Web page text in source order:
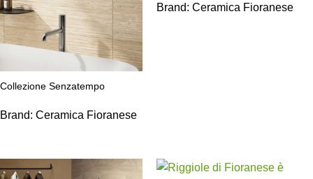
Collezione Senzatempo
Brand: Ceramica Fioranese
Brand: Ceramica Fioranese